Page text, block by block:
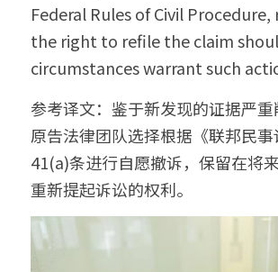
Federal Rules of Civil Procedure,
the right to refile the claim
circumstances warrant such
参考译文：鉴于新发现的证据严重
原告法律团队选择根据《联邦民
41(a)条进行自愿撤诉，保留在将
重新提起诉讼的权利。